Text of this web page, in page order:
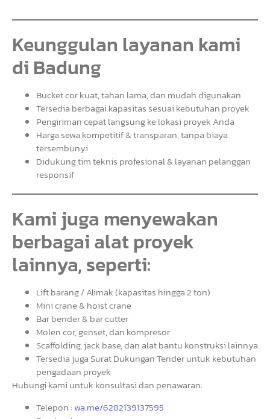
Keunggulan layanan kami
di Badung
Bucket cor kuat, tahan lama, dan mudah digunakan
Tersedia berbagai kapasitas sesuai kebutuhan proyek
Pengiriman cepat langsung ke lokasi proyek Anda
Harga sewa kompetitif & transparan, tanpa biaya
tersembunyi
Didukung tim teknis profesional & layanan pelanggan
responsif
Kami juga menyewakan
berbagai alat proyek
lainnya, seperti:
Lift barang / Alimak (kapasitas hingga 2 ton)
Mini crane & hoist crane
Bar bender & bar cutter
Molen cor, genset, dan kompresor
Scaffolding, jack base, dan alat bantu konstruksi lainnya
Tersedia juga Surat Dukungan Tender untuk kebutuhan
pengadaan proyek
Hubungi kami untuk konsultasi dan penawaran:
Telepon : wa.me/6282139137595